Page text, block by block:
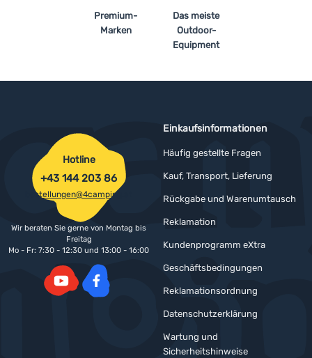
Premium-
Marken
Das meiste
Outdoor-
Equipment
Einkaufsinformationen
Häufig gestellte Fragen
Kauf, Transport, Lieferung
Rückgabe und Warenumtausch
Reklamation
Kundenprogramm eXtra
Geschäftsbedingungen
Reklamationsordnung
Datenschutzerklärung
Wartung und
Sicherheitshinweise
Hotline
+43 144 203 86
bestellungen@4camping.at
Wir beraten Sie gerne von Montag bis
Freitag
Mo - Fr: 7:30 - 12:30 und 13:00 - 16:00